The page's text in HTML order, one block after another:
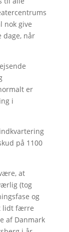
nok give
når
er
i
på 1100
at
(tog
og
lidt færre
af Danmark